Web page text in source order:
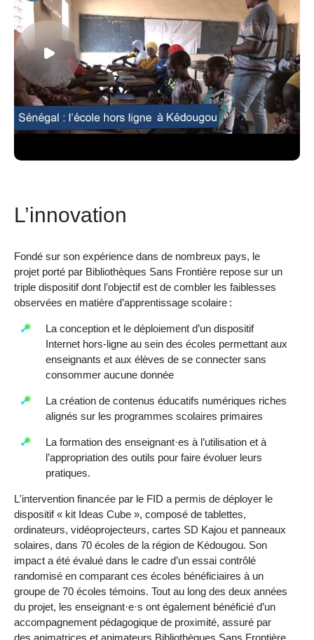
L’innovation
Fondé sur son expérience dans de nombreux pays, le
projet porté par Bibliothèques Sans Frontière repose sur un
triple dispositif dont l’objectif est de combler les faiblesses
observées en matière d’apprentissage scolaire :
La conception et le déploiement d’un dispositif
Internet hors-ligne au sein des écoles permettant aux
enseignants et aux élèves de se connecter sans
consommer aucune donnée
La création de contenus éducatifs numériques riches
alignés sur les programmes scolaires primaires
La formation des enseignant·es à l’utilisation et à
l’appropriation des outils pour faire évoluer leurs
pratiques.
L'intervention financée par le FID a permis de déployer le
dispositif « kit Ideas Cube », composé de tablettes,
ordinateurs, vidéoprojecteurs, cartes SD Kajou et panneaux
solaires, dans 70 écoles de la région de Kédougou. Son
impact a été évalué dans le cadre d’un essai contrôlé
randomisé en comparant ces écoles bénéficiaires à un
groupe de 70 écoles témoins. Tout au long des deux années
du projet, les enseignant·e·s ont également bénéficié d’un
accompagnement pédagogique de proximité, assuré par
des animatrices et animateurs Bibliothèques Sans Frontière